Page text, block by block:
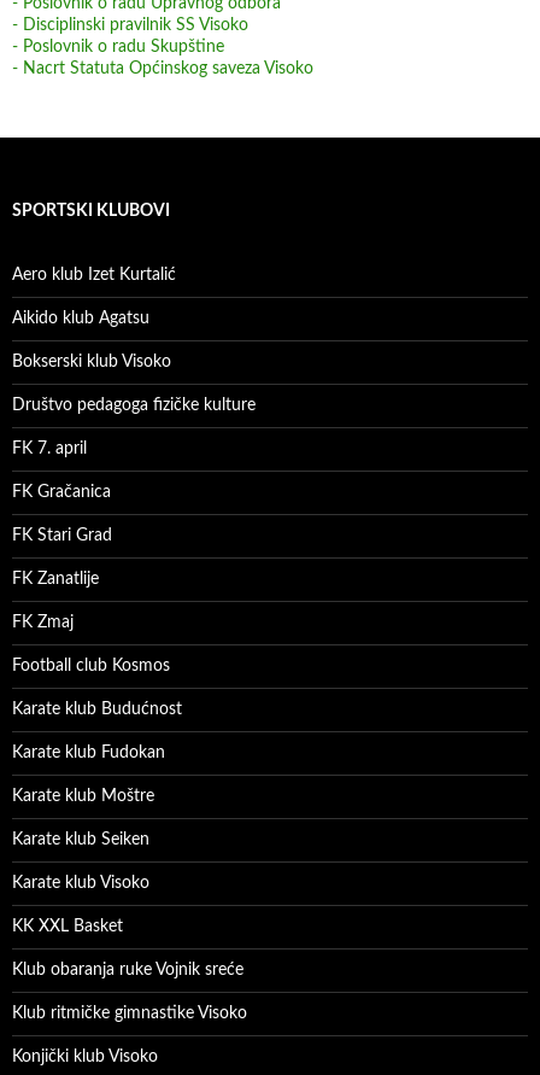
- Poslovnik o radu Upravnog odbora
- Disciplinski pravilnik SS Visoko
- Poslovnik o radu Skupštine
- Nacrt Statuta Općinskog saveza Visoko
SPORTSKI KLUBOVI
Aero klub Izet Kurtalić
Aikido klub Agatsu
Bokserski klub Visoko
Društvo pedagoga fizičke kulture
FK 7. april
FK Gračanica
FK Stari Grad
FK Zanatlije
FK Zmaj
Football club Kosmos
Karate klub Budućnost
Karate klub Fudokan
Karate klub Moštre
Karate klub Seiken
Karate klub Visoko
KK XXL Basket
Klub obaranja ruke Vojnik sreće
Klub ritmičke gimnastike Visoko
Konjički klub Visoko